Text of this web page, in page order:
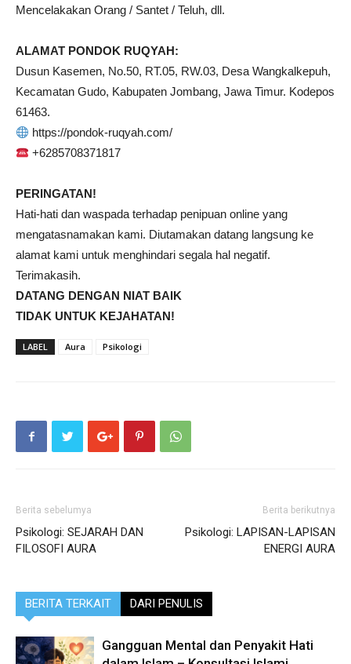
Mencelakakan Orang / Santet / Teluh, dll.
ALAMAT PONDOK RUQYAH:
Dusun Kasemen, No.50, RT.05, RW.03, Desa Wangkalkepuh,
Kecamatan Gudo, Kabupaten Jombang, Jawa Timur. Kodepos
61463.
https://pondok-ruqyah.com/
+6285708371817
PERINGATAN!
Hati-hati dan waspada terhadap penipuan online yang
mengatasnamakan kami. Diutamakan datang langsung ke
alamat kami untuk menghindari segala hal negatif.
Terimakasih.
DATANG DENGAN NIAT BAIK
TIDAK UNTUK KEJAHATAN!
LABEL Aura Psikologi
Berita sebelumya
Psikologi: SEJARAH DAN
FILOSOFI AURA
Berita berikutnya
Psikologi: LAPISAN-LAPISAN
ENERGI AURA
BERITA TERKAIT DARI PENULIS
Gangguan Mental dan Penyakit Hati